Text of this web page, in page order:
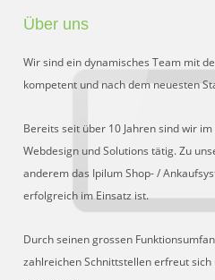
Über uns
Wir sind ein dynamisches Team mit
kompetent und nach dem neuesten
Bereits seit über 10 Jahren sind wir
Webdesign und Solutions tätig. Zu
anderem das Ipilum Shop- /
erfolgreich im Einsatz ist.
Durch seinen grossen
zahlreichen Schnittstellen erfreut